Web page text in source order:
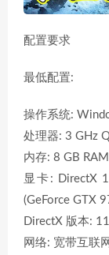
配置要求
最低配置:
操作系统:
处理器: 3 GHz
内存: 8 GB RAM
显卡: DirectX
(GeForce GTX
DirectX 版本: 11
网络: 宽带互联